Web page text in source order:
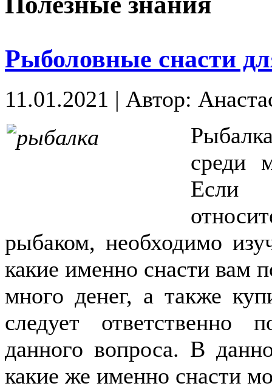
Рыболовные снасти
11.01.2021 | Автор:
среди
Если
рыбаком, необходимо
какие именно снасти вам
много денег, а также
следует ответственно
данного вопроса. В
какие же именно снасти